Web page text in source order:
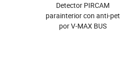
Detector PIRCAM
parainterior con anti-pet
por V-MAX BUS